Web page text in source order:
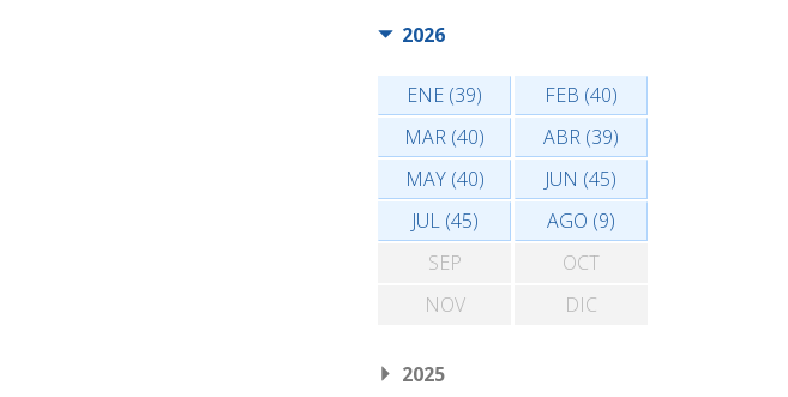
2026
ENE (39)
FEB (40)
MAR (40)
ABR (39)
MAY (40)
JUN (45)
JUL (45)
AGO (9)
SEP
OCT
NOV
DIC
2025